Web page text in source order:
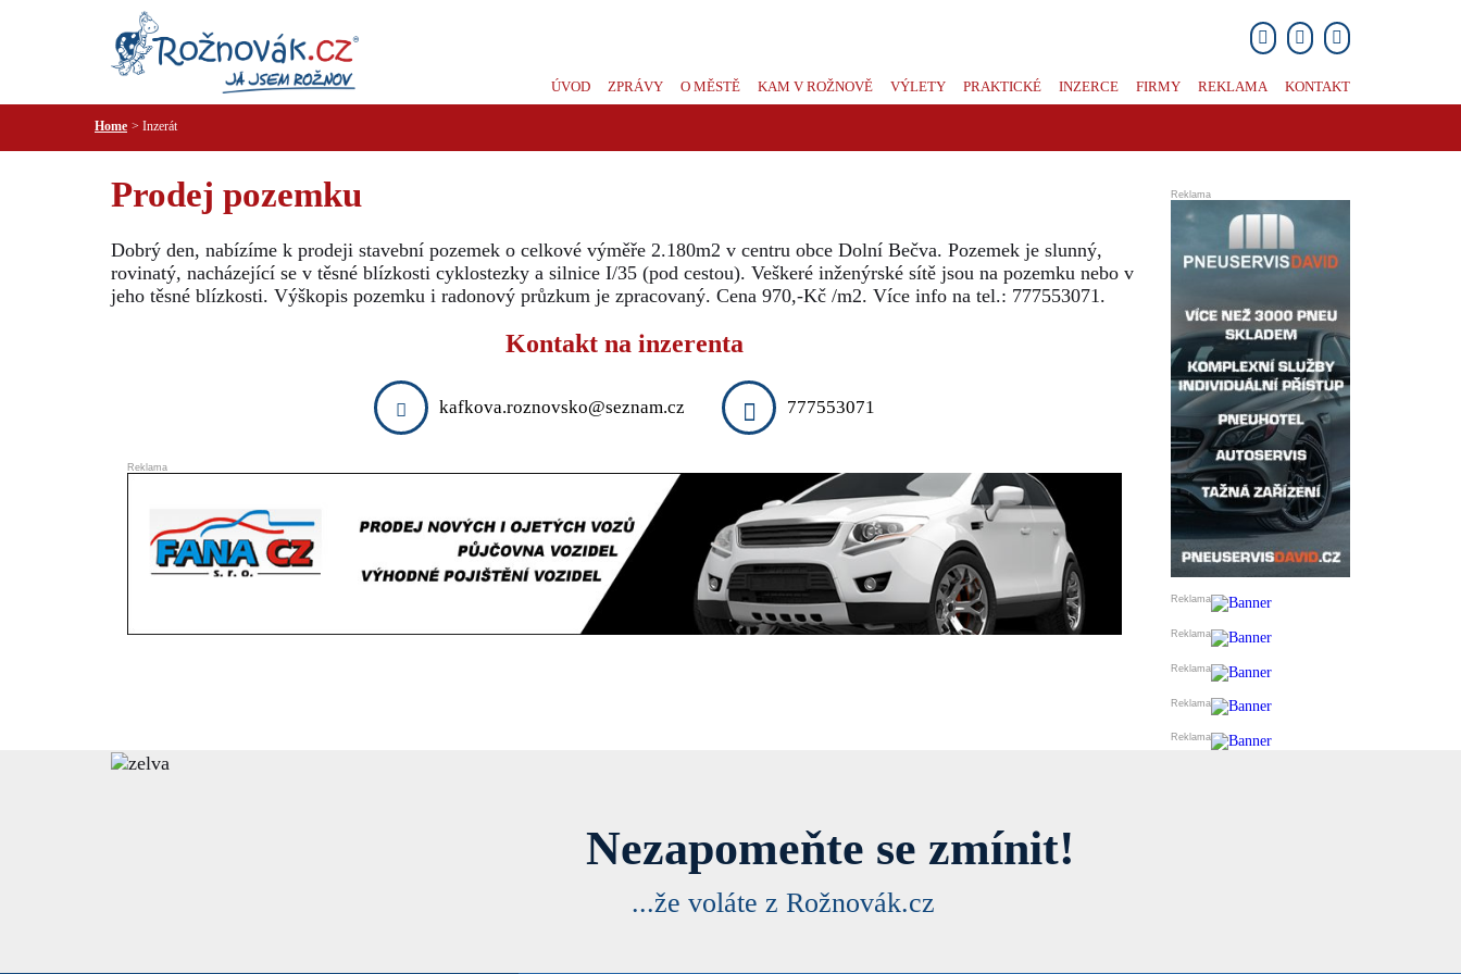
ÚVOD ZPRÁVY O MĚSTĚ KAM V ROŽNOVĚ VÝLETY PRAKTICKÉ INZERCE FIRMY REKLAMA KONTAKT
Home Inzerát
Prodej pozemku
Dobrý den, nabízíme k prodeji stavební pozemek o celkové výměře 2.180m2 v centru obce Dolní Bečva. Pozemek je slunný,
rovinatý, nacházející se v těsné blízkosti cyklostezky a silnice I/35 (pod cestou). Veškeré inženýrské sítě jsou na pozemku nebo v
jeho těsné blízkosti. Výškopis pozemku i radonový průzkum je zpracovaný. Cena 970,-Kč /m2. Více info na tel.: 777553071.
Kontakt na inzerenta
kafkova.roznovsko@seznam.cz 777553071
Nezapomeňte se zmínit!
...že voláte z Rožnovák.cz